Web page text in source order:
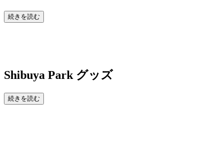
続きを読む
Shibuya Park グッズ
続きを読む